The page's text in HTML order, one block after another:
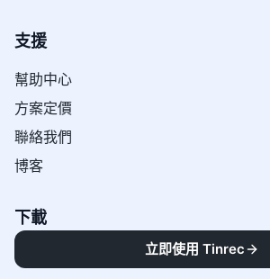
支援
幫助中心
方案定價
聯絡我們
博客
下載
IOS App
立即使用 Tinrec